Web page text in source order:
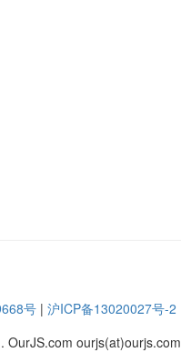
号 | 沪ICP备13020027号-2
OurJS.com ourjs(at)ourjs.com